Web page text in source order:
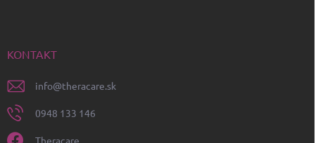
KONTAKT
info@theracare.sk
0948 133 146
Theracare